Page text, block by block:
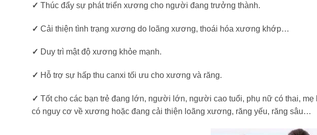
✓ Thúc đẩy sự phát triển xương cho người đang trưởng thành.
✓ Cải thiện tình trạng xương do loãng xương, thoái hóa xương khớp…
✓ Duy trì mật độ xương khỏe mạnh.
✓ Hỗ trợ sự hấp thu canxi tối ưu cho xương và răng.
✓ Tốt cho các bạn trẻ đang lớn, người lớn, người cao tuổi, phụ nữ có thai,
có nguy cơ về xương hoặc đang cải thiện loãng xương, răng yếu, răng sâu…